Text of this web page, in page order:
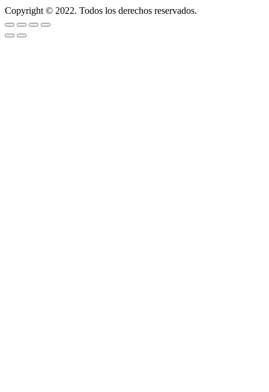
Copyright © 2022. Todos los derechos reservados.